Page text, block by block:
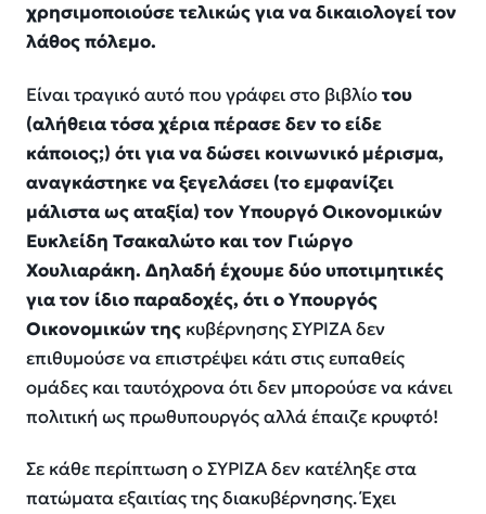
χρησιμοποιούσε τελικώς για να δικαιολογεί τον
λάθος πόλεμο.
Είναι τραγικό αυτό που γράφει στο βιβλίοτου
(αλήθεια τόσα χέρια πέρασε δεν το είδε
κάποιος;) ότι για να δώσει κοινωνικό μέρισμα,
αναγκάστηκε να ξεγελάσει (το εμφανίζει
μάλιστα ως αταξία) τον Υπουργό Οικονομικών
Ευκλείδη Τσακαλώτο και τον Γιώργο
Χουλιαράκη. Δηλαδή έχουμε δύο υποτιμητικές
για τον ίδιο παραδοχές, ότι ο Υπουργός
Οικονομικών της κυβέρνησης ΣΥΡΙΖΑ δεν
επιθυμούσε να επιστρέψει κάτι στις ευπαθείς
ομάδες και ταυτόχρονα ότι δεν μπορούσε να κάνει
πολιτική ως πρωθυπουργός αλλά έπαιζε κρυφτό!
Σε κάθε περίπτωση ο ΣΥΡΙΖΑ δεν κατέληξε στα
πατώματα εξαιτίας της διακυβέρνησης. Έχει